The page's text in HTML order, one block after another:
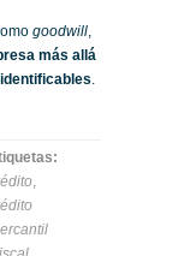
goodwill,
más allá
.
,